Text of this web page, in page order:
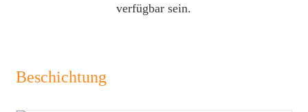
verfügbar sein.
Beschichtung